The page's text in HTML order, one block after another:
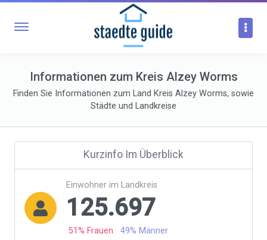
Informationen zum Kreis Alzey Worms
Finden Sie Informationen zum Land Kreis Alzey Worms, sowie
Städte und Landkreise
Kurzinfo Im Überblick

Einwohner im Landkreis
125.697
51% Frauen 49% Männer